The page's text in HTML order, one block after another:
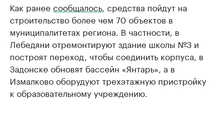
Как ранее сообщалось, средства пойдут на
строительство более чем 70 объектов в
муниципалитетах региона. В частности, в
Лебедяни отремонтируют здание школы №3 и
построят переход, чтобы соединить корпуса, в
Задонске обновят бассейн «Янтарь», а в
Измалково оборудуют трехэтажную пристройку
к образовательному учреждению.